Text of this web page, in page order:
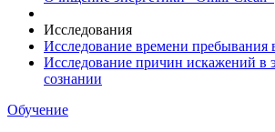
Исследования
Исследование времени пребывания
Исследование причин искажений в
сознании
Обучение